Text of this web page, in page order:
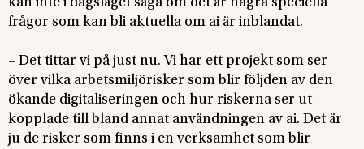
kan inte i dagsläget säga om det är några speciella
frågor som kan bli aktuella om ai är inblandat.
– Det tittar vi på just nu. Vi har ett projekt som ser
över vilka arbetsmiljörisker som blir följden av den
ökande digitaliseringen och hur riskerna ser ut
kopplade till bland annat användningen av ai. Det är
ju de risker som finns i en verksamhet som blir